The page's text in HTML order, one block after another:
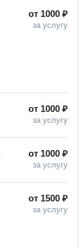
от 1000 ₽
за услугу
от 1000 ₽
за услугу
от 1000 ₽
за услугу
от 1500 ₽
за услугу